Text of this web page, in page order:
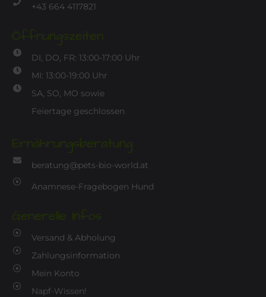
+43 664 4117821
Öffnungszeiten
DI, DO, FR: 13:00-17:00 Uhr
MI: 13:00-19:00 Uhr
SA, SO, MO sowie
Feiertage geschlossen
Ernährungsberatung
beratung@pets-bio-world.at
Anamnese-Fragebogen Hund
Generelle Infos
Versand & Abholung
Zahlungsinformation
Mein Konto
Napf-Wissen!